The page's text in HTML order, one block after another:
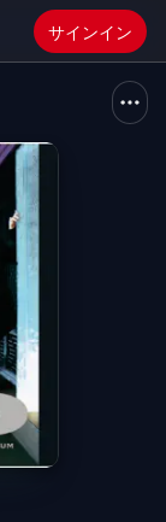
サインイン